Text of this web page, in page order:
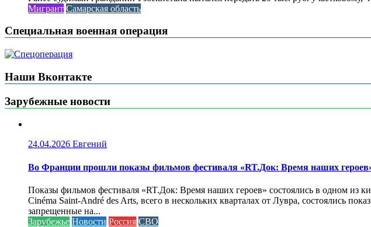
Мигрант Самарская область
Специальная военная операция
Наши Вконтакте
Зарубежные новости
24.04.2026 Евгений
Во Франции прошли показы фильмов фестиваля «RT.Док: Время наших
Показы фильмов фестиваля «RT.Док: Время наших героев» состоялись в одном из
Cinéma Saint-André des Arts, всего в нескольких кварталах от Лувра, состоялись
запрещенные на...
Зарубежье Новости Россия СВО